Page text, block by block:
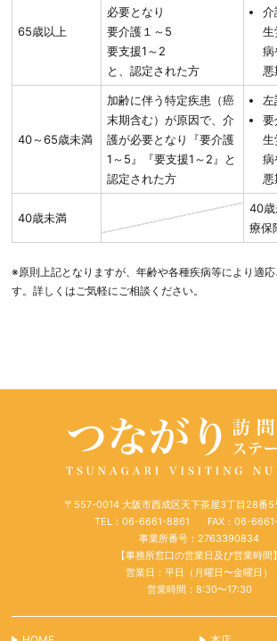
65歳以上
必要となり
要介護１～5
要支援1～2
と、認定された方
介
生
病
40～65歳未満
加齢に伴う特定疾患（癌
末期含む）が原因で、介
護が必要となり『要介護
1～5』『要支援1～2』と
認定された方
要
生
病
40歳未満
40歳
療保
※原則上記となりますが、年齢や各種疾病等により適
す。詳しくはご気軽にご相談ください。
〒557-0014 大阪市西成区天下茶屋3丁目28番
TEL：06-6661-8861
FAX：06-
事業所番号：2763390834
【事務所窓口の営業日及び営業時間】
営業日：平日（月曜日〜金曜日）
営業時間：8:30〜17:30